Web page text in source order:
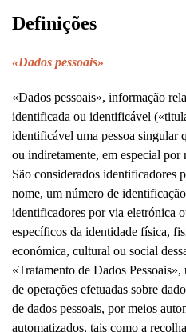
Definições
«Dados pessoais»
«Dados pessoais», informação
identificada ou identificável
identificável uma pessoa singular
ou indiretamente, em especial
São considerados identificadores
nome, um número de
identificadores por via eletrónica
específicos da identidade física,
económica, cultural ou social
«Tratamento de Dados
de operações efetuadas sobre
de dados pessoais, por meios
automatizados, tais como a